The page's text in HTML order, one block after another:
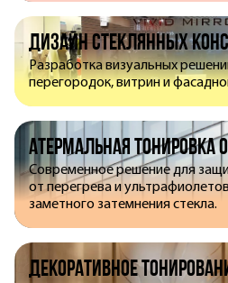
Дизайн стеклянных
Разработка визуальных
перегородок, витрин и
Атермальная тонировка
Современное решение для
от перегрева и
заметного затемнения стекла.
Декоративное